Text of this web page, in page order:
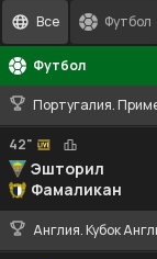
Все Футбол
Футбол
Португалия.
42"
Эшторил
Фамаликан
Англия. Кубок